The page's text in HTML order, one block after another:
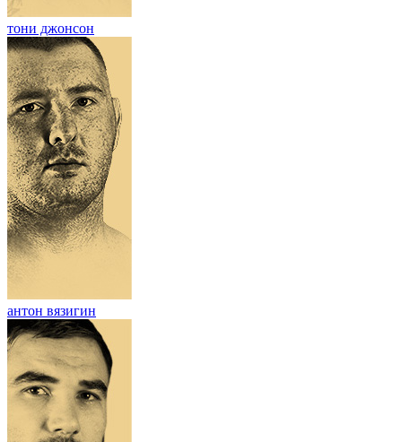
тони джонсон
антон вязигин